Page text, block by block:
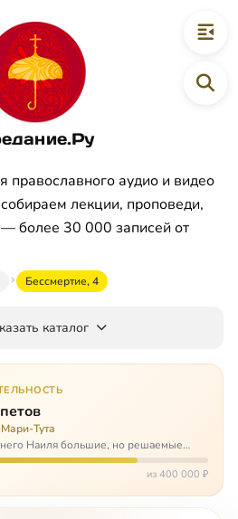
православного аудио и видео
лекции, проповеди,
более 30 000 записей от
Бессмертие, 4
каталог
Тута
Наиля большие, но решаемые
редкой болезнью, которая ставит
непростых задача, угрожая виз 400 000 ₽